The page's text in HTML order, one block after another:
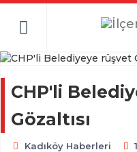
CHP'li
Gözaltısı
Kadıköy Haberleri